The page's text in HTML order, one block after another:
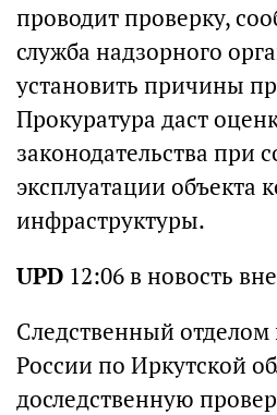
проводит проверку,
служба надзорного
установить причины
Прокуратура даст
законодательства при
эксплуатации объекта
инфраструктуры.
UPD 12:06 в новость
Следственный
России по Иркутской
доследственную